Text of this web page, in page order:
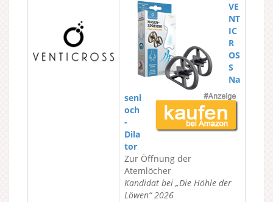
VE
NT
IC
R
OS
S
Na
senl
och
-
Dila
tor
Zur Öffnung der
Atemlöcher
Kandidat bei „Die Höhle der
Löwen“ 2026